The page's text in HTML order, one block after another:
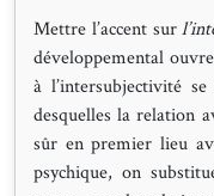
Mettre l’accent sur
développemental
à l’intersubjectivité
desquelles la relation
sûr en premier lieu
psychique, on